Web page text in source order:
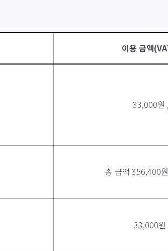
이용 금액
33,000원
총 금액 356,400
33,000원